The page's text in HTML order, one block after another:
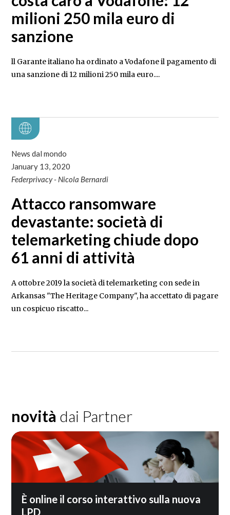
milioni 250 mila euro di
sanzione
ll Garante italiano ha ordinato a Vodafone il pagamento di
una sanzione di 12 milioni 250 mila euro....
News dal mondo
January 13, 2020
Federprivacy - Nicola Bernardi
Attacco ransomware
devastante: società di
telemarketing chiude dopo
61 anni di attività
A ottobre 2019 la società di telemarketing con sede in
Arkansas "The Heritage Company", ha accettato di pagare
un cospicuo riscatto...
novità dai Partner
È online il corso interattivo sulla nuova
LPD